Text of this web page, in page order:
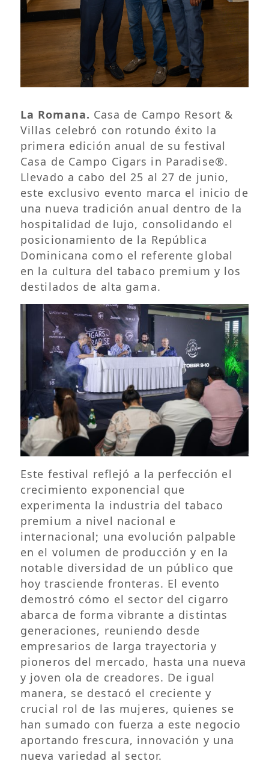
La Romana. Casa de Campo Resort &
Villas celebró con rotundo éxito la
primera edición anual de su festival
Casa de Campo Cigars in Paradise®.
Llevado a cabo del 25 al 27 de junio,
este exclusivo evento marca el inicio de
una nueva tradición anual dentro de la
hospitalidad de lujo, consolidando el
posicionamiento de la República
Dominicana como el referente global
en la cultura del tabaco premium y los
destilados de alta gama.
Este festival reflejó a la perfección el
crecimiento exponencial que
experimenta la industria del tabaco
premium a nivel nacional e
internacional; una evolución palpable
en el volumen de producción y en la
notable diversidad de un público que
hoy trasciende fronteras. El evento
demostró cómo el sector del cigarro
abarca de forma vibrante a distintas
generaciones, reuniendo desde
empresarios de larga trayectoria y
pioneros del mercado, hasta una nueva
y joven ola de creadores. De igual
manera, se destacó el creciente y
crucial rol de las mujeres, quienes se
han sumado con fuerza a este negocio
aportando frescura, innovación y una
nueva variedad al sector.